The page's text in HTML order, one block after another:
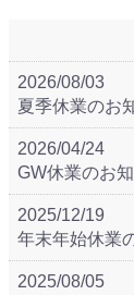
2026/08/03
夏季休業のお
2026/04/24
GW休業のお
2025/12/19
年末年始休業
2025/08/05